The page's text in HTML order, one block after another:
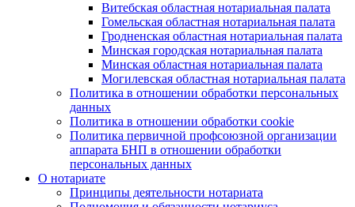
Витебская областная нотариальная палата
Гомельская областная нотариальная палата
Гродненская областная нотариальная палата
Минская городская нотариальная палата
Минская областная нотариальная палата
Могилевская областная нотариальная палата
Политика в отношении обработки персональных
данных
Политика в отношении обработки cookie
Политика первичной профсоюзной организации
аппарата БНП в отношении обработки
персональных данных
О нотариате
Принципы деятельности нотариата